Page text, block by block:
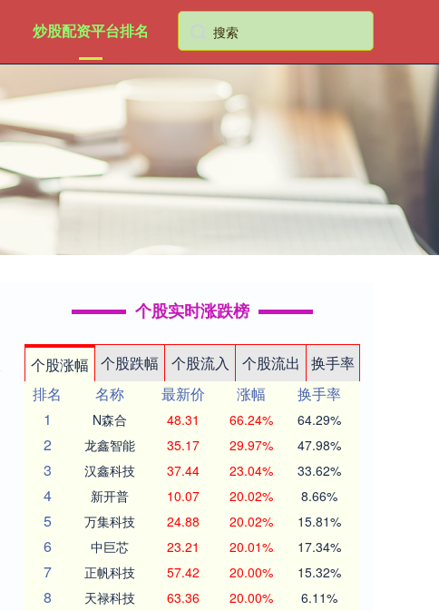
炒股配资平台排名
个股实时涨跌榜
个股涨幅 个股跌幅 个股流入 个股流出
换手率
排名
名称 最新价 涨幅
换手率
1
N森合 48.31 66.24% 64.29%
2 龙鑫智能 35.17 29.97% 47.98%
3 汉鑫科技 37.44 23.04% 33.62%
4 新开普 10.07 20.02% 8.66%
5 万集科技 24.88 20.02% 15.81%
6 中巨芯 23.21 20.01% 17.34%
7 正帆科技 57.42 20.00% 15.32%
8 天禄科技 63.36 20.00% 6.11%